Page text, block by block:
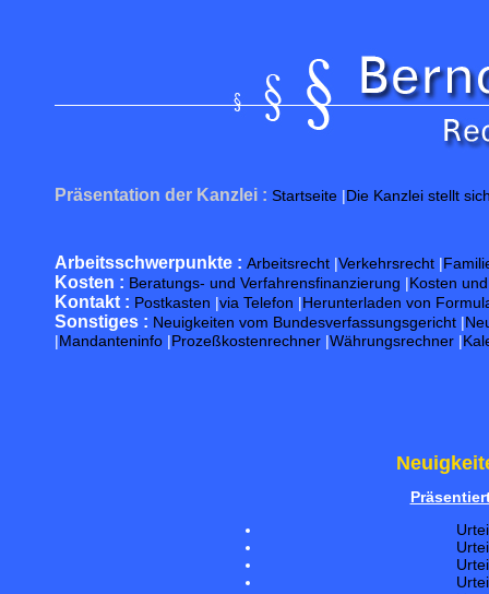
Präsentation der Kanzlei : Startseite |Die Kanzlei stellt
Arbeitsschwerpunkte : Arbeitsrecht |Verkehrsrecht |
Kosten : Beratungs- und Verfahrensfinanzierung |Kosten
Kontakt : Postkasten |via Telefon |Herunterladen von
Sonstiges : Neuigkeiten vom Bundesverfassungsgericht |
|Mandanteninfo |Prozeßkostenrechner |Währungsrechner |